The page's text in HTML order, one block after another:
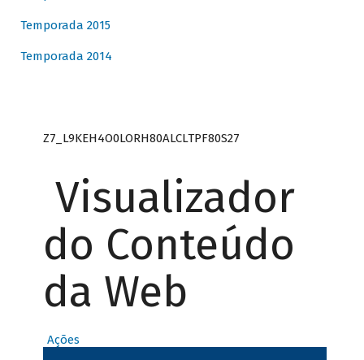
Temporada 2015
Temporada 2014
Z7_L9KEH4O0LORH80ALCLTPF80S27
Visualizador
do Conteúdo
da Web
Ações